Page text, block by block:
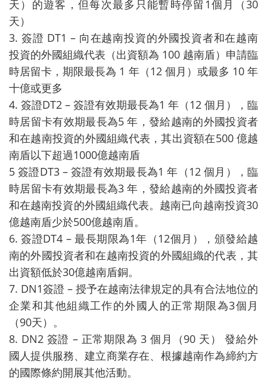
天）的遊客，但每次最多只能暫時停留1個月（30
天）
3. 簽證 DT1 – 向在越南投資的外國投資者和在越南
投資的外國組織代表（出資額為 100 越南盾）申請臨
時居留卡，期限最長為 1 年（12 個月）或最多 10 年
十億或更多
4. 簽證DT2 – 簽證有效期最長為1 年（12 個月），臨
時居留卡有效期最長為5 年，發給越南的外國投資者
和在越南投資的外國組織代表，其出資額在500 億越
南盾以下超過1000億越南盾
5 簽證DT3 – 簽證有效期最長為1 年（12 個月），臨
時居留卡有效期最長為3 年，發給越南的外國投資者
和在越南投資的外國組織代表。越南已向越南投資30
億越南盾少於500億越南盾。
6. 簽證DT4 – 最長期限為1年（12個月），頒發給越
南的外國投資者和在越南投資的外國組織的代表，其
出資額低於30億越南盾銅。
7. DN1簽證 – 授予在越南法律規定的具有合法地位的
企業和其他組織工作的外國人的正常期限為3個月
（90天）。
8. DN2 簽證 – 正常期限為 3 個月（90 天） 發給外
國人提供服務、建立商業存在、根據越南作為締約方
的國際條約開展其他活動。